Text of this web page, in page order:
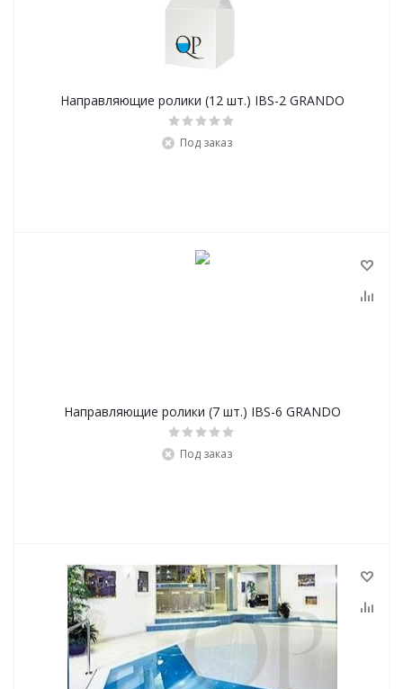
Направляющие ролики (12 шт.) IBS-2 GRANDO
Под заказ
Направляющие ролики (7 шт.) IBS-6 GRANDO
Под заказ